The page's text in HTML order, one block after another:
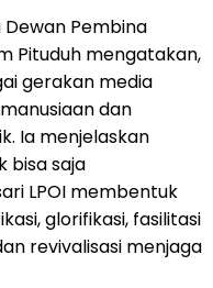
Dewan Pembina
Pituduh mengatakan,
gerakan media
dan
Ia menjelaskan
bisa saja
LPOI membentuk
glorifikasi, fasilitasi
revivalisasi menjaga